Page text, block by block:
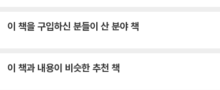
이 책을 구입하신 분들이 산 분야 책
이 책과 내용이 비슷한 추천 책